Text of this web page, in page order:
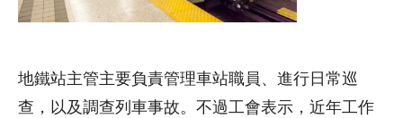
地鐵站主管主要負責管理車站職員、進行日常巡
查，以及調查列車事故。不過工會表示，近年工作